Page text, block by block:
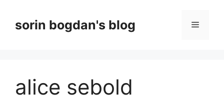
contentsorin bogdan's blog Menu
alice sebold